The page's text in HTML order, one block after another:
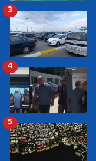
3
4
5